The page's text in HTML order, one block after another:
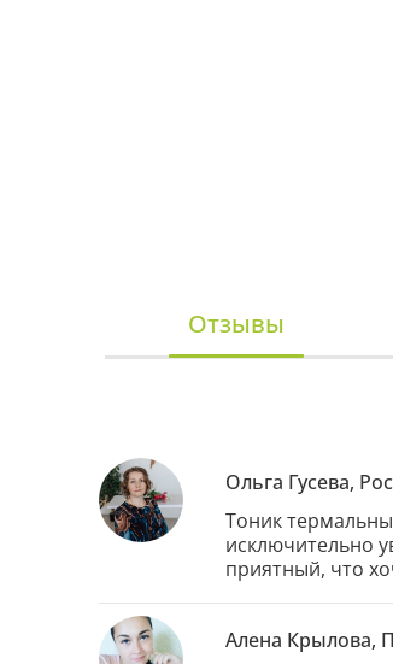
Отзывы
Ольга Гусева,
Тоник
исключительно
приятный, что
Алена Крылова,